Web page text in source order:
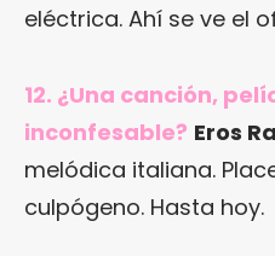
eléctrica. Ahí se ve el
12. ¿Una canción,
inconfesable? Eros
melódica italiana.
culpógeno. Hasta hoy.